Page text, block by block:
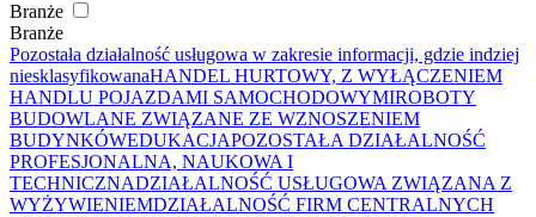
Branże
Branże
Pozostała działalność usługowa w zakresie informacji, gdzie indziej
niesklasyfikowanaHANDEL HURTOWY, Z WYŁĄCZENIEM
HANDLU POJAZDAMI SAMOCHODOWYMIROBOTY
BUDOWLANE ZWIĄZANE ZE WZNOSZENIEM
BUDYNKÓWEDUKACJAPOZOSTAŁA DZIAŁALNOŚĆ
PROFESJONALNA, NAUKOWA I
TECHNICZNADZIAŁALNOŚĆ USŁUGOWA ZWIĄZANA Z
WYŻYWIENIEMDZIAŁALNOŚĆ FIRM CENTRALNYCH